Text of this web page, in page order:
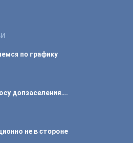
по графику
допзаселения….
не в стороне